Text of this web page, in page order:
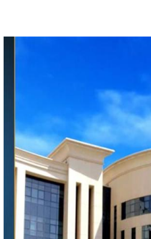
انتهاكات الدوحة.. تقرير يفضح
تميم ضد ابن عمه طلال آل ثاني